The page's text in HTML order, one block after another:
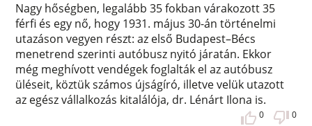
Nagy hőségben, legalább 35 fokban várakozott 35
férfi és egy nő, hogy 1931. május 30-án történelmi
utazáson vegyen részt: az első Budapest–Bécs
menetrend szerinti autóbusz nyitó járatán. Ekkor
még meghívott vendégek foglalták el az autóbusz
üléseit, köztük számos újságíró, illetve velük utazott
az egész vállalkozás kitalálója, dr. Lénárt Ilona is.
0 0